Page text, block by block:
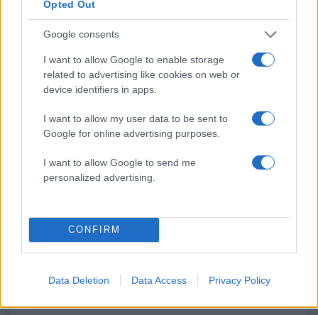
Opted Out
Google consents
I want to allow Google to enable storage
related to advertising like cookies on web or
device identifiers in apps.
I want to allow my user data to be sent to
Google for online advertising purposes.
I want to allow Google to send me
personalized advertising.
CONFIRM
Data Deletion Data Access Privacy Policy
Σχόλια
είχε θυμώσει ο Γιώργος
Θεοφάνους, το ‘χα πάρει
προσωπικά»
Σπάνια βραδινή
τον Παναγιώτη